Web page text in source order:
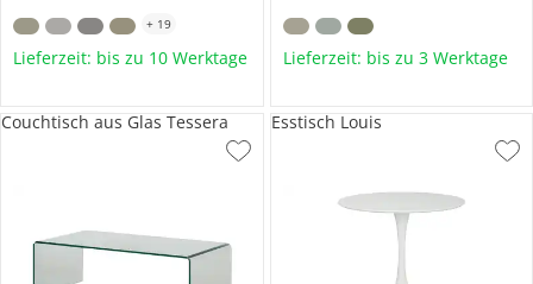
+ 19
Lieferzeit: bis zu 10 Werktage Lieferzeit: bis zu 3 Werktage
Couchtisch aus Glas Tessera Esstisch Louis